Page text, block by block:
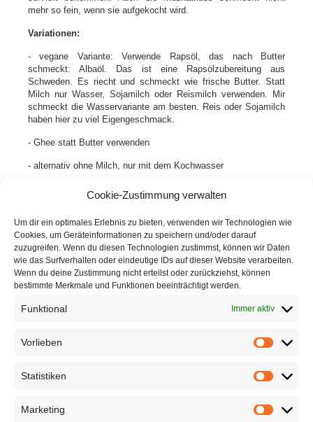
Cookie-Zustimmung verwalten
Um dir ein optimales Erlebnis zu bieten, verwenden wir Technologien wie
Cookies, um Geräteinformationen zu speichern und/oder darauf
zuzugreifen. Wenn du diesen Technologien zustimmst, können wir Daten
wie das Surfverhalten oder eindeutige IDs auf dieser Website verarbeiten.
Wenn du deine Zustimmung nicht erteilst oder zurückziehst, können
bestimmte Merkmale und Funktionen beeinträchtigt werden.
Funktional Immer aktiv
Vorlieben
Statistiken
Marketing
mehr so fein, wenn sie aufgekocht wird.
Variationen:
- vegane Variante: Verwende Rapsöl, das nach Butter
schmeckt: Albaöl. Das ist eine Rapsölzubereitung aus
Schweden. Es riecht und schmeckt wie frische Butter. Statt
Milch nur Wasser, Sojamilch oder Reismilch verwenden. Mir
schmeckt die Wasservariante am besten. Reis oder Sojamilch
haben hier zu viel Eigengeschmack.
- Ghee statt Butter verwenden
- alternativ ohne Milch, nur mit dem Kochwasser
- halb Kartoffeln und Möhren zusammen kochen und stampfen
- halb Kartoffeln und Kürbis
- in Griechenland habe ich auch schon mal Kartoffelstampf mit
Olivenöl und Knoblauch gegessen, aber die Variante war nicht
so nach meinem Geschmack